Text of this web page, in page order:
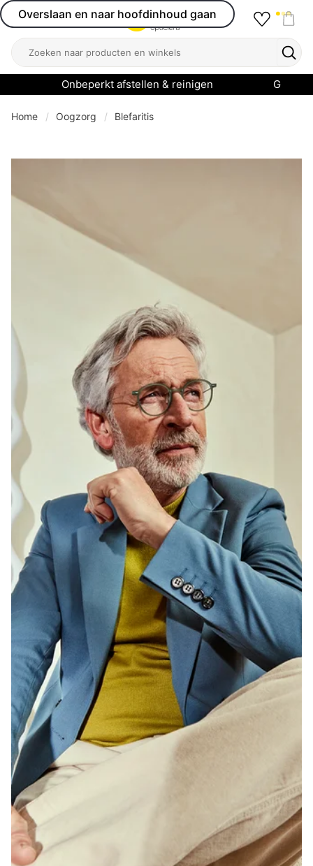
Overslaan en naar hoofdinhoud gaan
Open menu
Zoeken
Onbeperkt afstellen & reinigen
Home Oogzorg Blefaritis